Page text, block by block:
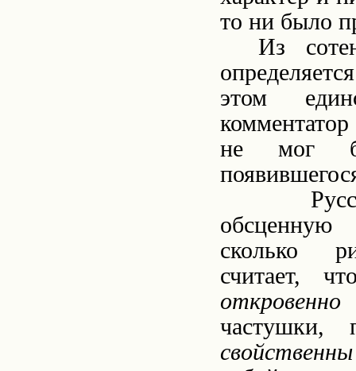
то ни было
Из
этом
не мог
обсценную
сколько
считает,
откровенно
частушки,